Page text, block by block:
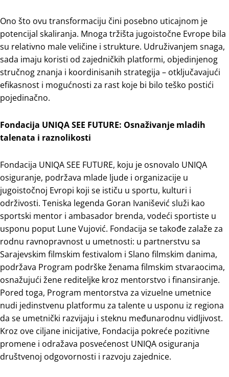
Ono što ovu transformaciju čini posebno uticajnom je
potencijal skaliranja. Mnoga tržišta jugoistočne Evrope bila
su relativno male veličine i strukture. Udruživanjem snaga,
sada imaju koristi od zajedničkih platformi, objedinjenog
stručnog znanja i koordinisanih strategija – otključavajući
efikasnost i mogućnosti za rast koje bi bilo teško postići
pojedinačno.
Fondacija UNIQA SEE FUTURE: Osnaživanje mladih
talenata i raznolikosti
Fondacija UNIQA SEE FUTURE, koju je osnovalo UNIQA
osiguranje, podržava mlade ljude i organizacije u
jugoistočnoj Evropi koji se ističu u sportu, kulturi i
održivosti. Teniska legenda Goran Ivanišević služi kao
sportski mentor i ambasador brenda, vodeći sportiste u
usponu poput Lune Vujović. Fondacija se takođe zalaže za
rodnu ravnopravnost u umetnosti: u partnerstvu sa
Sarajevskim filmskim festivalom i Slano filmskim danima,
podržava Program podrške ženama filmskim stvaraocima,
osnažujući žene rediteljke kroz mentorstvo i finansiranje.
Pored toga, Program mentorstva za vizuelne umetnice
nudi jedinstvenu platformu za talente u usponu iz regiona
da se umetnički razvijaju i steknu međunarodnu vidljivost.
Kroz ove ciljane inicijative, Fondacija pokreće pozitivne
promene i odražava posvećenost UNIQA osiguranja
društvenoj odgovornosti i razvoju zajednice.